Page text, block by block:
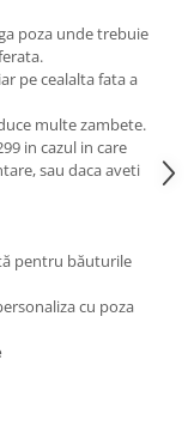
poza unde trebuie
pe cealalta fata a
multe zambete.
in cazul in care
sau daca aveti
pentru băuturile
cu poza